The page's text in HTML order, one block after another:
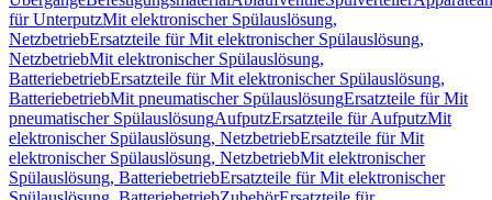
für UnterputzMit elektronischer Spülauslösung,
NetzbetriebErsatzteile für Mit elektronischer Spülauslösung,
NetzbetriebMit elektronischer Spülauslösung,
BatteriebetriebErsatzteile für Mit elektronischer Spülauslösung,
BatteriebetriebMit pneumatischer SpülauslösungErsatzteile für Mit
pneumatischer SpülauslösungAufputzErsatzteile für AufputzMit
elektronischer Spülauslösung, NetzbetriebErsatzteile für Mit
elektronischer Spülauslösung, NetzbetriebMit elektronischer
Spülauslösung, BatteriebetriebErsatzteile für Mit elektronischer